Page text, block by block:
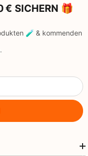
€ SICHERN 🎁
🧪 & kommenden